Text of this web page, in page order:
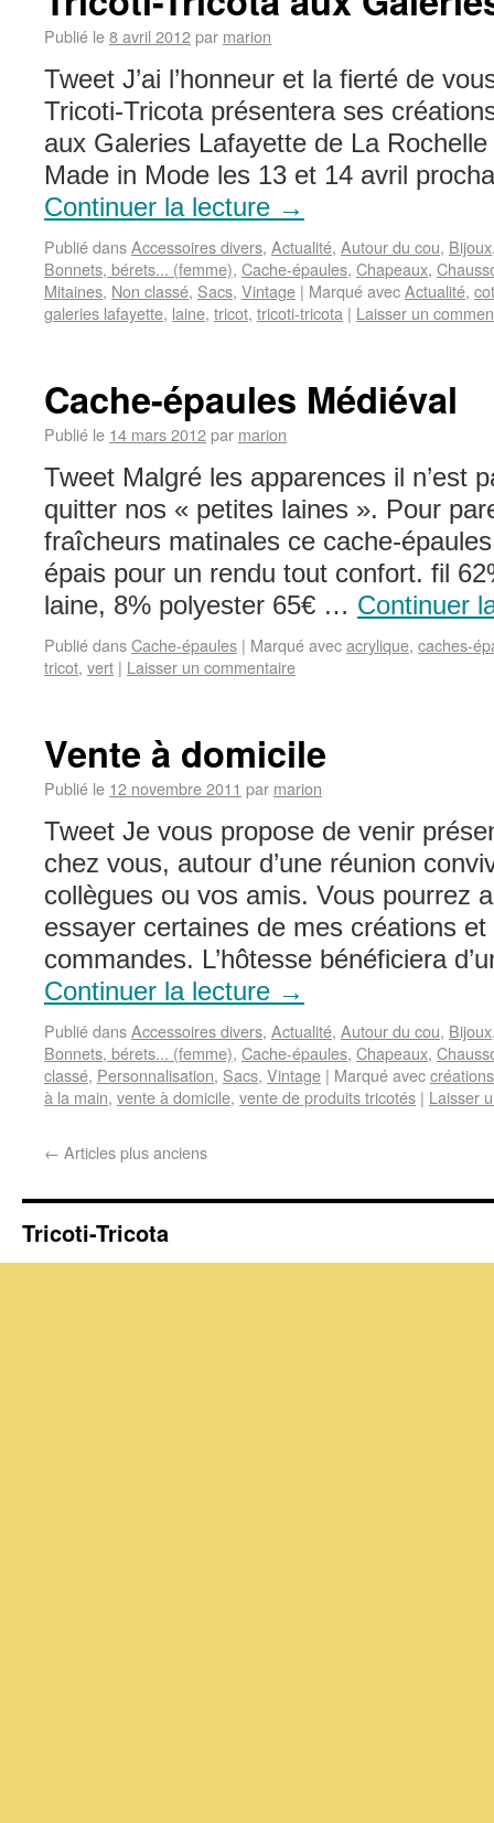
Publié le8 avril 2012par marion
Tweet J’ai l’honneur et la fierté de
Tricoti-Tricota présentera ses
aux Galeries Lafayette de La Rochelle
Made in Mode les 13 et 14 avril
Continuer la lecture →
Publié dansAccessoires divers, Actualité, Autour du cou, Bijoux
Bonnets, bérets... (femme), Cache-épaules, Chapeaux,
Mitaines, Non classé, Sacs, Vintage | Marqué avecActualité,
galeries lafayette, laine, tricot, tricoti-tricota | Laisser un
Cache-épaules Médiéval
Publié le 14 mars 2012par marion
Tweet Malgré les apparences il n’est
quitter nos « petites laines ». Pour
fraîcheurs matinales ce cache-
épais pour un rendu tout confort. fil
laine, 8% polyester 65€ … Continuer
Publié dansCache-épaules | Marqué avecacrylique, caches-
tricot, vert | Laisser un commentaire
Vente à domicile
Publié le 12 novembre 2011 par marion
Tweet Je vous propose de venir
chez vous, autour d’une réunion
collègues ou vos amis. Vous pourrez
essayer certaines de mes créations
commandes. L’hôtesse bénéficiera
Continuer la lecture →
Publié dansAccessoires divers, Actualité, Autour du cou, Bijoux
Bonnets, bérets... (femme), Cache-épaules, Chapeaux,
classé, Personnalisation, Sacs, Vintage | Marqué avec
à la main, vente à domicile, vente de produits tricotés | Laisser
← Articles plus anciens
Tricoti-Tricota